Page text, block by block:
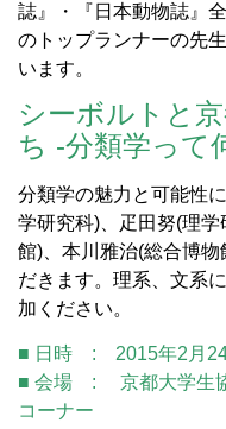
誌』・『日本動物誌』
のトップランナーの先
います。
シーボルトと
ち -分類学って
分類学の魅力と可能性
学研究科)、疋田努(理
館)、本川雅治(総合博
だきます。理系、文系
加ください。
■ 日時 : 2015年2月
■ 会場 : 京都大学生
コーナー